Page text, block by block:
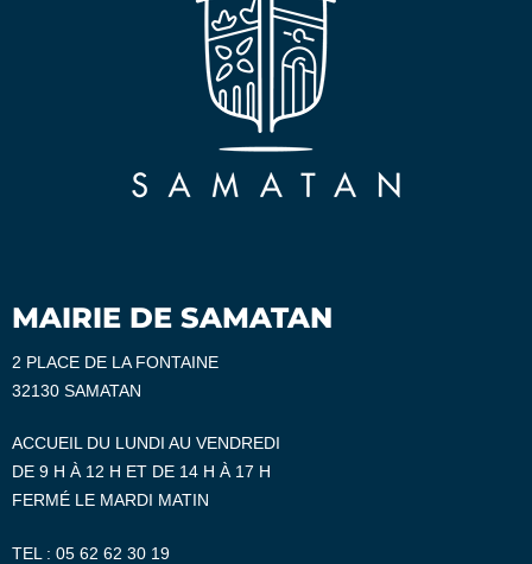
MAIRIE DE SAMATAN
2 PLACE DE LA FONTAINE
32130 SAMATAN
ACCUEIL DU LUNDI AU VENDREDI
DE 9 H À 12 H ET DE 14 H À 17 H
FERMÉ LE MARDI MATIN
TEL : 05 62 62 30 19